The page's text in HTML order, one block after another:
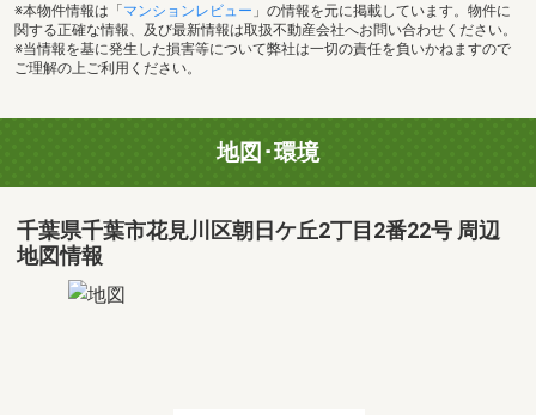
※本物件情報は「 マンションレビュー 」の情報を元に掲載しています。物件に
関する正確な情報、及び最新情報は取扱不動産会社へお問い合わせください。
※当情報を基に発生した損害等について弊社は一切の責任を負いかねますので
ご理解の上ご利用ください。
地図･環境
千葉県千葉市花見川区朝日ケ丘2丁目2番22号 周辺
地図情報